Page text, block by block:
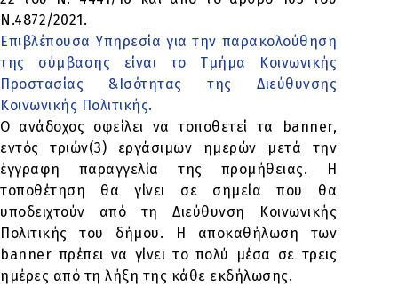
Ν.4872/2021.
Επιβλέπουσα Υπηρεσία για την παρακολούθηση
της σύμβασης είναι το Τμήμα Κοινωνικής
Προστασίας &Ισότητας της Διεύθυνσης
Κοινωνικής Πολιτικής.
Ο ανάδοχος οφείλει να τοποθετεί τα banner,
εντός τριών(3) εργάσιμων ημερών μετά την
έγγραφη παραγγελία της προμήθειας. Η
τοποθέτηση θα γίνει σε σημεία που θα
υποδειχτούν από τη Διεύθυνση Κοινωνικής
Πολιτικής του δήμου. Η αποκαθήλωση των
banner πρέπει να γίνει το πολύ μέσα σε τρεις
ημέρες από τη λήξη της κάθε εκδήλωσης.